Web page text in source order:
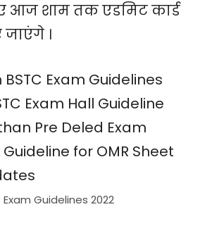
आज शाम तक एडमिट कार्ड
जाएंगे ।
Guidelines 2022